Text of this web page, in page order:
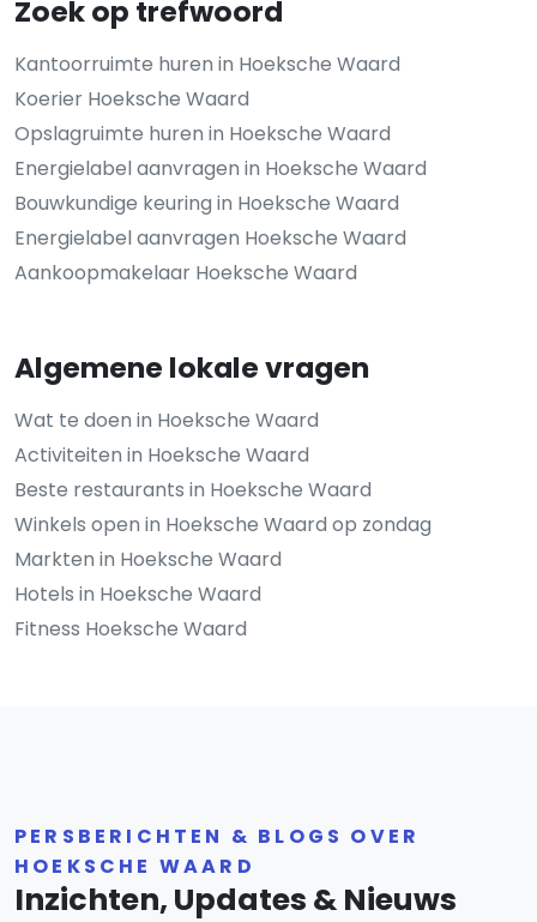
Zoek op trefwoord
Kantoorruimte huren in Hoeksche Waard
Koerier Hoeksche Waard
Opslagruimte huren in Hoeksche Waard
Energielabel aanvragen in Hoeksche Waard
Bouwkundige keuring in Hoeksche Waard
Energielabel aanvragen Hoeksche Waard
Aankoopmakelaar Hoeksche Waard
Algemene lokale vragen
Wat te doen in Hoeksche Waard
Activiteiten in Hoeksche Waard
Beste restaurants in Hoeksche Waard
Winkels open in Hoeksche Waard op zondag
Markten in Hoeksche Waard
Hotels in Hoeksche Waard
Fitness Hoeksche Waard
PERSBERICHTEN & BLOGS OVER
HOEKSCHE WAARD
Inzichten, Updates & Nieuws